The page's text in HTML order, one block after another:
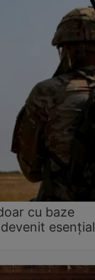
cu baze